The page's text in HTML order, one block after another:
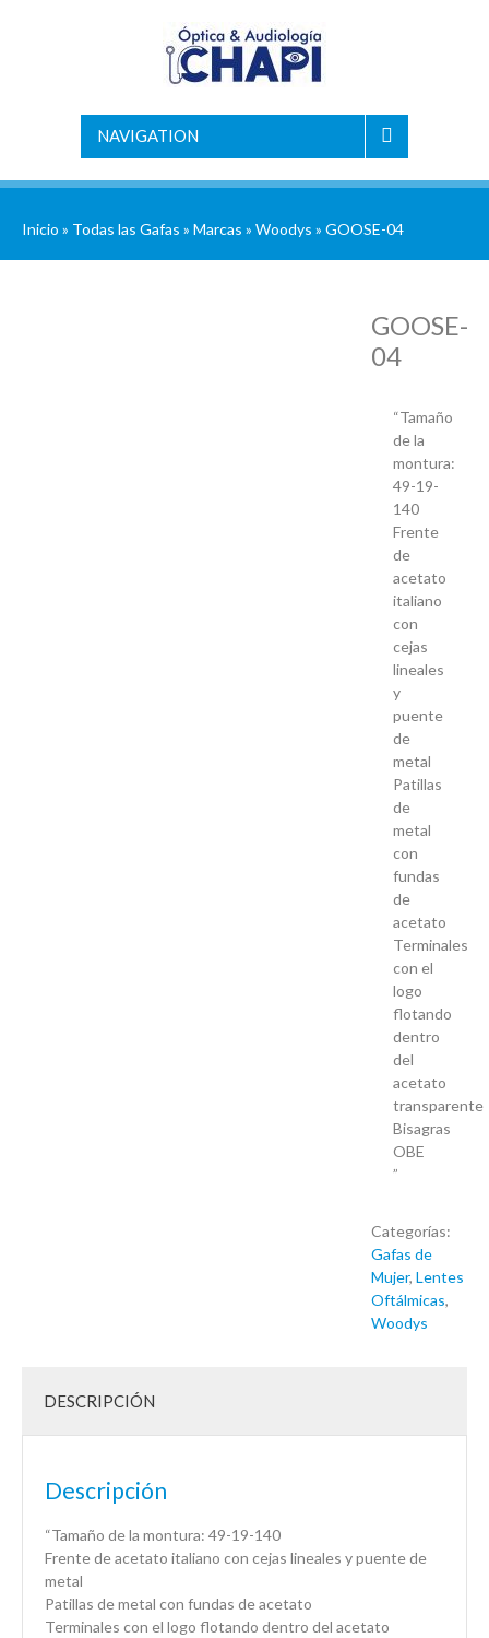
NAVIGATION
Inicio » Todas las Gafas » Marcas » Woodys » GOOSE-04
GOOSE-
04
“Tamaño
de la
montura:
49-19-
140
Frente
de
acetato
italiano
con
cejas
lineales
y
puente
de
metal
Patillas
de
metal
con
fundas
de
acetato
Terminales
con el
logo
flotando
dentro
del
acetato
transparente
Bisagras
OBE
”
Categorías:
Gafas de
Mujer, Lentes
Oftálmicas,
Woodys
DESCRIPCIÓN
Descripción
“Tamaño de la montura: 49-19-140
Frente de acetato italiano con cejas lineales y puente de
metal
Patillas de metal con fundas de acetato
Terminales con el logo flotando dentro del acetato